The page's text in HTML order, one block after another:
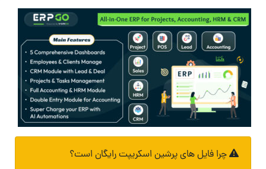
چرا فایل های پرشین اسکریپت رایگان است؟